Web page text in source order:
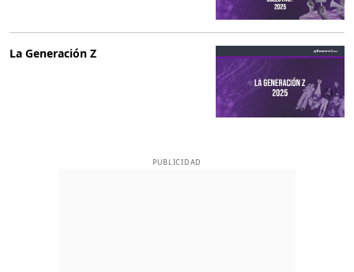
La Generación Z
PUBLICIDAD